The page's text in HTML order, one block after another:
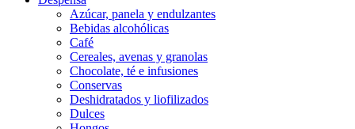
Azúcar, panela y endulzantes
Bebidas alcohólicas
Café
Cereales, avenas y granolas
Chocolate, té e infusiones
Conservas
Deshidratados y liofilizados
Dulces